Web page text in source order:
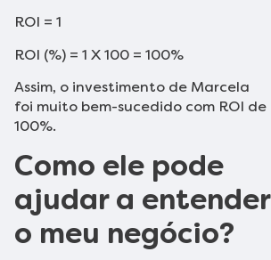
ROI = 1
ROI (%) = 1 X 100 = 100%
Assim, o investimento de Marcela
foi muito bem-sucedido com ROI de
100%.
Como ele pode
ajudar a entender
o meu negócio?